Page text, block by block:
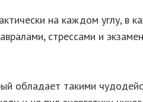
на каждом углу,
стрессами и
обладает такими